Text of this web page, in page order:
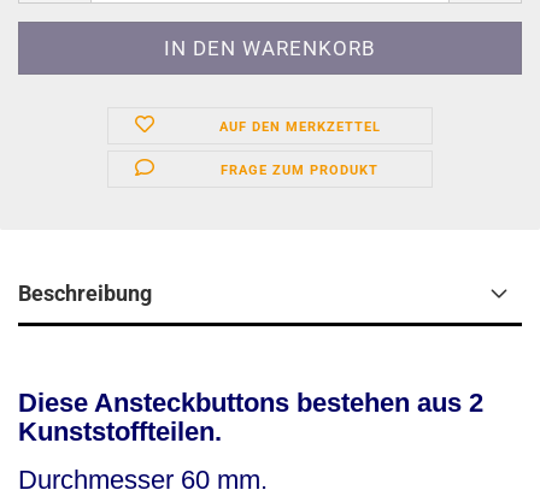
AUF DEN MERKZETTEL
FRAGE ZUM PRODUKT
Beschreibung
Diese Ansteckbuttons bestehen aus 2
Kunststoffteilen.
Durchmesser 60 mm.